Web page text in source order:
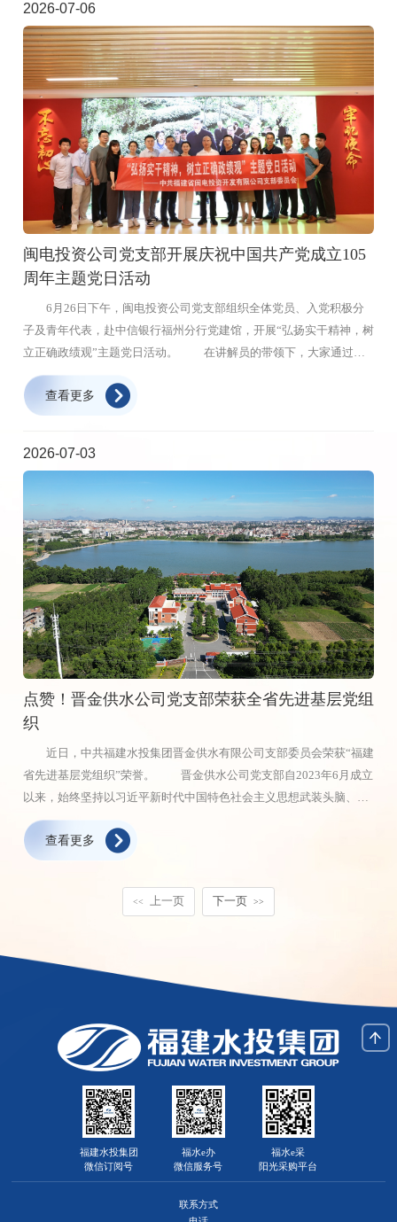
平关于基层工作方法论述摘编》和《习近平关于基层工作方法的重要
论述学习读本》作为树立和践行正确政绩观学习教育的重要学习内
容，与深入学习贯彻习近平党建思想结合起来，与深入学习贯彻习近
平总书记在庆祝中国共产党成立105周年大会上的重要讲话结合起
来，组织广大党员、干部认真研读、学习交流，坚持学用结合，不断
增强基层工作本领，奋力开创新时代新征程基层工作新局面。
搞工程不能光盯着图纸画得多漂亮，关键得看是不是真的管用。罗源
县城乡供水一体化项目原规划投资体量不小，说实话，压力很大。我
始终觉得，每一分投入都得珍惜，必须花在刀刃上，绝不能搞那些花
里胡哨的“高上大”“花架子”。我没坐在办公室里就敲定方案，而是带
着队伍扎到村里去。哪里真的缺水，哪里管网够用，咱们实地看了才
算数。回来后，我就盯着那个概算表一笔一笔地抠，把用水定额核得
更准，把建设时序排得更顺，把该核减的冗余设计一项一项抠出来。
最终把投资规模压到了一个更实在的盘子上，我心里才能踏实。让每
一笔投入都落在紧要处，这就是实实在在的效益。作为项目负责人，
投入都没白费，这就值了。 邵武水务公司 综合管理部经理 陆尧
作为邵武水务公司综合管理部经理，深入学习贯彻习近平总书记
关于树立和践行正确政绩观的重要论述后，我深刻认识到，综合管理
部作为企业运转的“中枢神经”，虽然不是直接冲在供水生产、项目建
设一线，却肩负着统筹协调、服务保障、固本强基的重要职责。我们
的政绩，藏在每一次高效的统筹调度里，融在每一项扎实的基础工作
中，显在每一回贴心的服务保障上。立足岗位践行正确政绩观，就是
要坚守为民造福的初心，摒弃重显绩轻潜绩的浮躁，以“功成不必在
人民和历史检验的实绩。 福鼎生态公司 运营管理部机修工 黄国
光鲜的业绩，只有日复一日的巡检、维修、保养。日常巡检我不走过
场，看压力表正不正常，听设备有没有异响，查接口严不严密，一颗
松动的螺栓、一处细微的渗漏都不放过。故障处置我讲三条：小修不
过夜，急修不推诿，大修不延误。设备稳了、管网通了、泵站转得可
靠，这就是最实在的成绩。岗位虽小，责任不小；事情虽细，标准不
降。把平凡事做扎实，把该扛的责扛到底，这就是一名基层机修人员
最踏实的坚守。
2026-07-06
闽电投资公司党支部开展庆祝中国共产党成立105
周年主题党日活动
6月26日下午，闽电投资公司党支部组织全体党员、入党积极分
子及青年代表，赴中信银行福州分行党建馆，开展“弘扬实干精神，树
立正确政绩观”主题党日活动。 在讲解员的带领下，大家通过丰
富的历史照片、文献和影像资料，全方位、多角度重温了习近平总书
记在闽工作期间的光辉历程，深切感悟其深厚的为民情怀和实干担当
精神。随后，支部为6月入党的同志过集体政治生日，支部书记围绕
力量。
查看更多
2026-07-03
点赞！晋金供水公司党支部荣获全省先进基层党组
织
近日，中共福建水投集团晋金供水有限公司支部委员会荣获“福建
省先进基层党组织”荣誉。 晋金供水公司党支部自2023年6月成立
以来，始终坚持以习近平新时代中国特色社会主义思想武装头脑、指
导实践，深入贯彻落实习近平总书记关于对台工作的重要论述，持续
深化创建“党旗红引领水投蓝·四通先锋”党建品牌，建精品工程、树运
营标杆、创交流品牌，实施聚力工程、深化保供行动、打造促融平
台，在深化党建引领、服务金门民生、助推两岸交流上争先锋。截至
2026年5月31日，累计向金门安全稳定优质供水超4900万吨，接待台
入《党的十九大以来大事记》，成为两岸融合发展示范区建设首批阶
查看更多
<< 上一页 下一页 >>
福建水投集团
微信订阅号
福水e办
微信服务号
福水e采
阳光采购平台
联系方式